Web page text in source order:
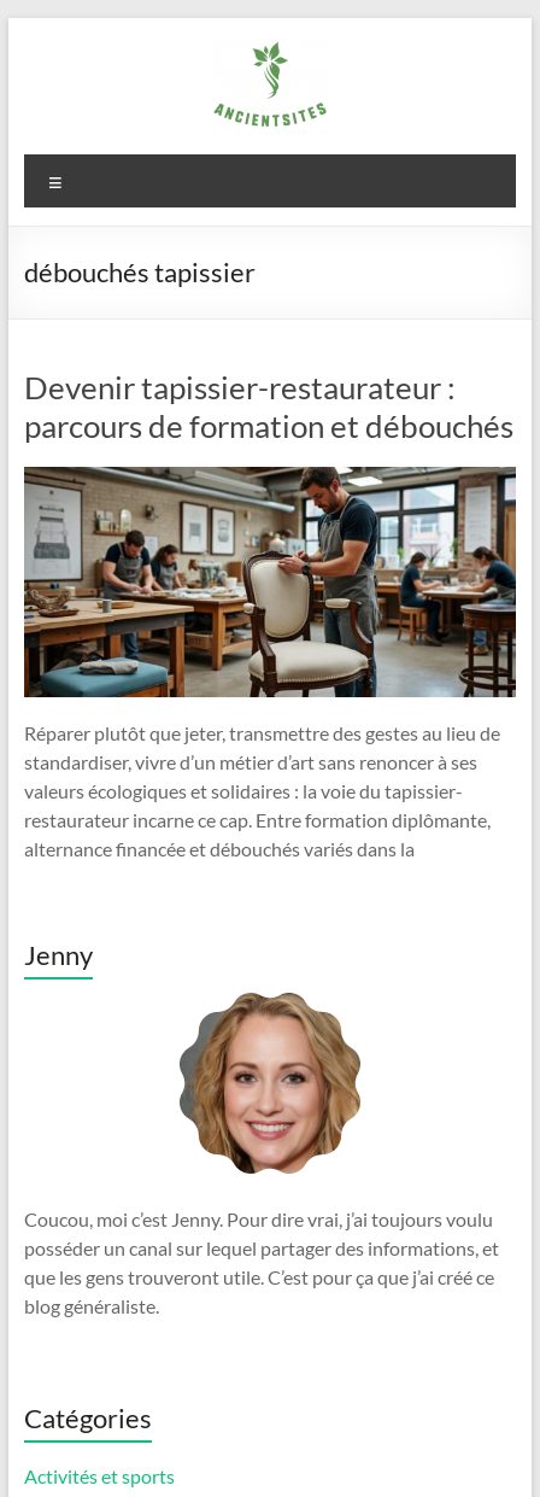
ancientsites.eu
débouchés tapissier
Devenir tapissier-restaurateur :
parcours de formation et débouchés
Réparer plutôt que jeter, transmettre des gestes au lieu de
standardiser, vivre d’un métier d’art sans renoncer à ses
valeurs écologiques et solidaires : la voie du tapissier-
restaurateur incarne ce cap. Entre formation diplômante,
alternance financée et débouchés variés dans la
Jenny
Coucou, moi c’est Jenny. Pour dire vrai, j’ai toujours voulu
posséder un canal sur lequel partager des informations, et
que les gens trouveront utile. C’est pour ça que j’ai créé ce
blog généraliste.
Catégories
Activités et sports